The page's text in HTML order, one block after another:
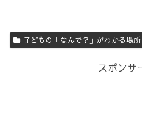
子どもの「なんで？」がわかる場所
スポンサ